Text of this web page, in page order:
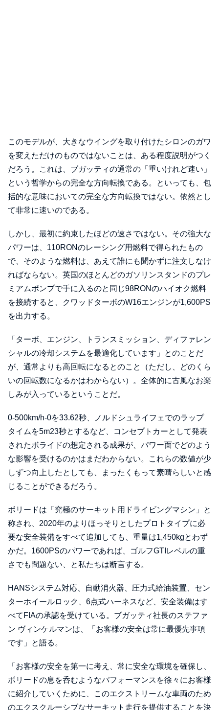
このモデルが、大きなウイングを取り付けたシロンのガワ
を変えただけのものではないことは、ある程度説明がつく
だろう。これは、ブガッティの通常の「重いけれど速い」
という哲学からの完全な方向転換である。といっても、包
括的な意味においての完全な方向転換ではない。依然とし
て非常に速いのである。
しかし、最初に約束したほどの速さではない。その強大な
パワーは、110RONのレーシング用燃料で得られたもの
で、そのような燃料は、あえて誰にも聞かずに注文しなけ
ればならない。英国のほとんどのガソリンスタンドのプレ
ミアムポンプで手に入るのと同じ98RONのハイオク燃料
を接続すると、クワッドターボのW16エンジンが1,600PS
を出力する。
「ターボ、エンジン、トランスミッション、ディファレン
シャルの冷却システムを最適化しています」とのことだ
が、通常よりも高回転になるとのこと（ただし、どのくら
いの回転数になるかはわからない）。全体的に古風なお楽
しみが入っているということだ。
0-500km/h-0を33.62秒、ノルドシュライフェでのラップ
タイムを5m23秒とするなど、コンセプトカーとして発表
されたボライドの想定される成果が、パワー面でどのよう
な影響を受けるのかはまだわからない。これらの数値が少
しずつ向上したとしても、まったくもって素晴らしいと感
じることができるだろう。
ボリードは「究極のサーキット用ドライビングマシン」と
称され、2020年のよりほっそりとしたプロトタイプに必
要な安全装備をすべて追加しても、重量は1,450kgとわず
かだ。1600PSのパワーであれば、ゴルフGTIレベルの重
さでも問題ない、と私たちは断言する。
HANSシステム対応、自動消火器、圧力式給油装置、セン
ターホイールロック、6点式ハーネスなど、安全装備はす
べてFIAの承認を受けている。ブガッティ社長のステファ
ン ヴィンケルマンは、「お客様の安全は常に最優先事項
です」と語る。
「お客様の安全を第一に考え、常に安全な環境を確保し、
ボリードの息を呑むようなパフォーマンスを徐々にお客様
に紹介していくために、このエクストリームな車両のため
のエクスクルーシブなサーキット走行を提供することを決